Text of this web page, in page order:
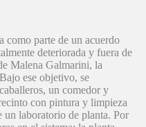
como parte de un acuerdo
deteriorada y fuera de
Malena Galmarini, la
ese objetivo, se
un comedor y
con pintura y limpieza
un laboratorio de planta. Por